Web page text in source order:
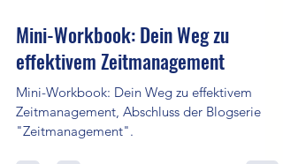
Mini-Workbook: Dein Weg zu
effektivem Zeitmanagement
Mini-Workbook: Dein Weg zu effektivem
Zeitmanagement, Abschluss der Blogserie
"Zeitmanagement".